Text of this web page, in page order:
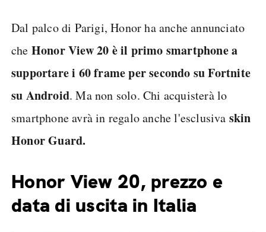
Dal palco di Parigi, Honor ha anche annunciato
che Honor View 20 è il primo smartphone a
supportare i 60 frame per secondo su Fortnite
su Android. Ma non solo. Chi acquisterà lo
smartphone avrà in regalo anche l'esclusiva skin
Honor Guard.
Honor View 20, prezzo e
data di uscita in Italia